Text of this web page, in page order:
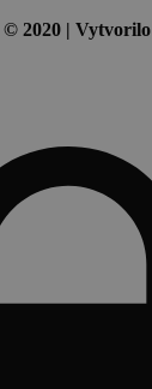
2020 | Vytvorilo